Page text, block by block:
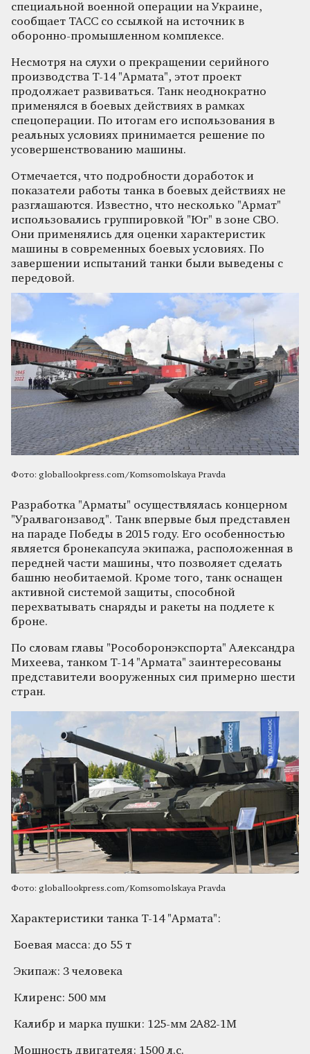
специальной военной операции на Украине,
сообщает ТАСС со ссылкой на источник в
оборонно-промышленном комплексе.
Несмотря на слухи о прекращении серийного
производства Т-14 "Армата", этот проект
продолжает развиваться. Танк неоднократно
применялся в боевых действиях в рамках
спецоперации. По итогам его использования в
реальных условиях принимается решение по
усовершенствованию машины.
Отмечается, что подробности доработок и
показатели работы танка в боевых действиях не
разглашаются. Известно, что несколько "Армат"
использовались группировкой "Юг" в зоне СВО.
Они применялись для оценки характеристик
машины в современных боевых условиях. По
завершении испытаний танки были выведены с
передовой.
Фото: globallookpress.com/Komsomolskaya Pravda
Разработка "Арматы" осуществлялась концерном
"Уралвагонзавод". Танк впервые был представлен
на параде Победы в 2015 году. Его особенностью
является бронекапсула экипажа, расположенная в
передней части машины, что позволяет сделать
башню необитаемой. Кроме того, танк оснащен
активной системой защиты, способной
перехватывать снаряды и ракеты на подлете к
броне.
По словам главы "Рособоронэкспорта" Александра
Михеева, танком Т-14 "Армата" заинтересованы
представители вооруженных сил примерно шести
стран.
Фото: globallookpress.com/Komsomolskaya Pravda
Характеристики танка Т-14 "Армата":
Боевая масса: до 55 т
Экипаж: 3 человека
Клиренс: 500 мм
Калибр и марка пушки: 125-мм 2А82-1М
Мощность двигателя: 1500 л.с.